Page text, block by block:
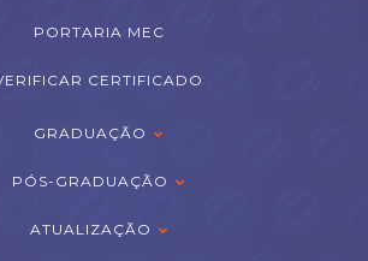
PORTARIA MEC
CERTIFICADO
GRADUAÇÃO
PÓS-GRADUAÇÃO
ATUALIZAÇÃO